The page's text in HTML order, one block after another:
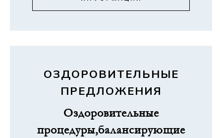
ОЗДОРОВИТЕЛЬНЫЕ
ПРЕДЛОЖЕНИЯ
Оздоровительные
процедуры,балансирующие